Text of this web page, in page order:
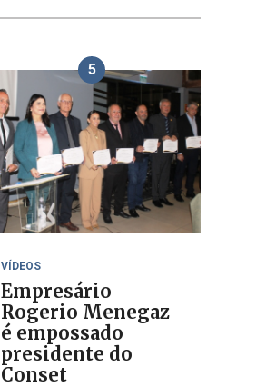
5
VÍDEOS
Empresário
Rogerio Menegaz
é empossado
presidente do
Conset